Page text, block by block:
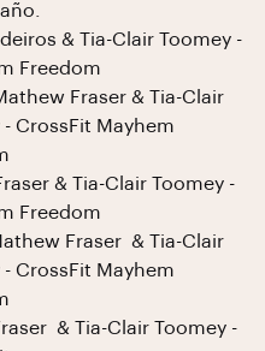
& Tia-Clair Toomey -
Freedom
Fraser & Tia-Clair
- CrossFit Mayhem
& Tia-Clair Toomey -
Freedom
Fraser & Tia-Clair
- CrossFit Mayhem
& Tia-Clair Toomey -